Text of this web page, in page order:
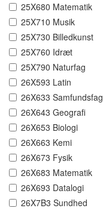
25X680 Matematik
25X710 Musik
25X730 Billedkunst
25X760 Idræt
25X790 Naturfag
26X593 Latin
26X633 Samfundsfag
26X643 Geografi
26X653 Biologi
26X663 Kemi
26X673 Fysik
26X683 Matematik
26X693 Datalogi
26X7B3 Sundhed